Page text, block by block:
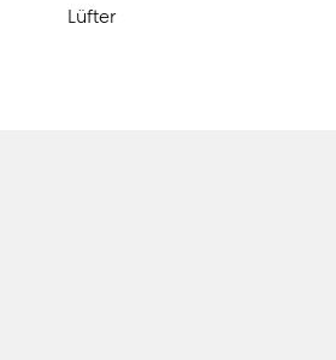
Lüfter